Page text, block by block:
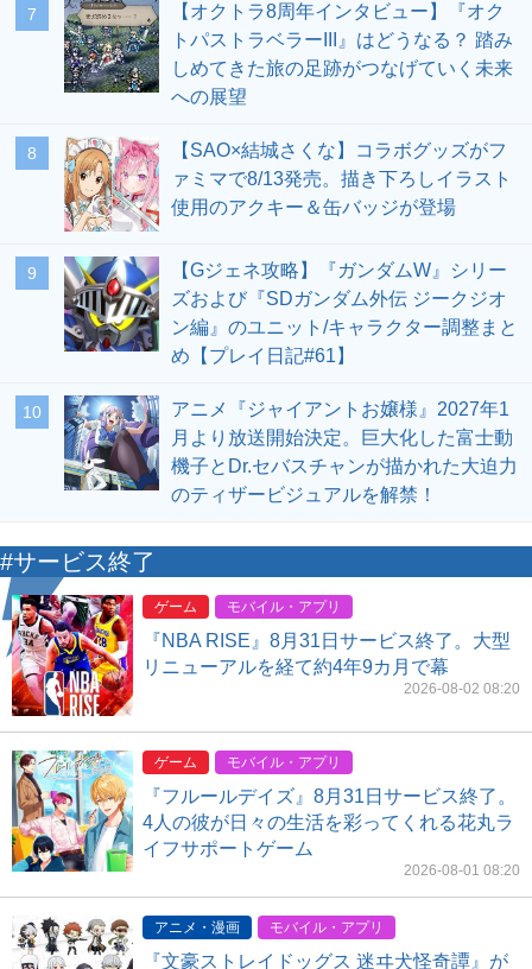
7
【オクトラ8周年インタビュー】『オク
トパストラベラーIII』はどうなる？ 踏み
しめてきた旅の足跡がつなげていく未来
への展望
8
【SAO×結城さくな】コラボグッズがフ
ァミマで8/13発売。描き下ろしイラスト
使用のアクキー＆缶バッジが登場
9
【Gジェネ攻略】『ガンダムW』シリー
ズおよび『SDガンダム外伝 ジークジオ
ン編』のユニット/キャラクター調整まと
め【プレイ日記#61】
10
アニメ『ジャイアントお嬢様』2027年1
月より放送開始決定。巨大化した富士動
機子とDr.セバスチャンが描かれた大迫力
のティザービジュアルを解禁！
#サービス終了
ゲーム モバイル・アプリ
『NBA RISE』8月31日サービス終了。大型
リニューアルを経て約4年9カ月で幕
2026-08-02 08:20
ゲーム モバイル・アプリ
『フルールデイズ』8月31日サービス終了。
4人の彼が日々の生活を彩ってくれる花丸ラ
イフサポートゲーム
2026-08-01 08:20
アニメ・漫画 モバイル・アプリ
『文豪ストレイドッグス 迷ヰ犬怪奇譚』が